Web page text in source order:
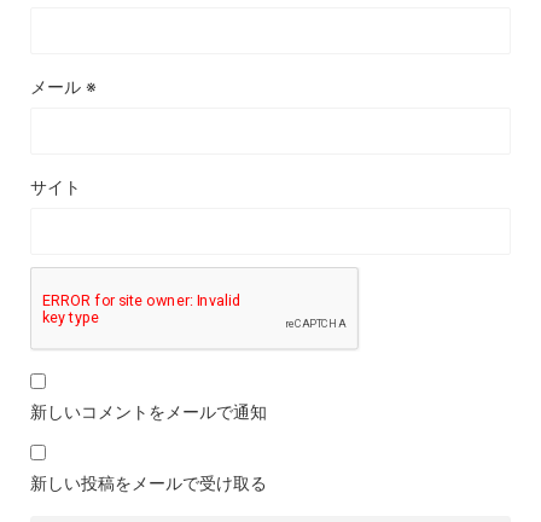
メール ※
サイト
新しいコメントをメールで通知
新しい投稿をメールで受け取る